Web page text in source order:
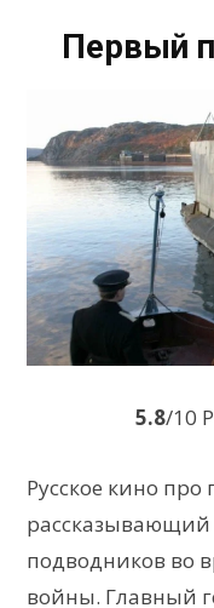
Первый
5.8/10
Русское кино
рассказывающий
подводников во
войны. Главный